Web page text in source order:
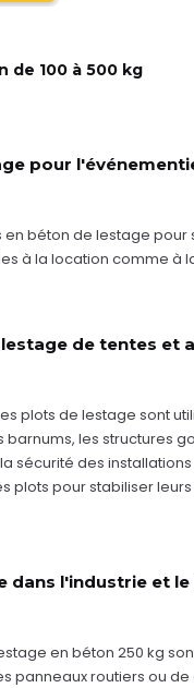
de 100 à 500 kg
pour
béton de lestage pour
à la location comme à
de tentes et
plots de lestage sont
barnums, les structures
sécurité des
plots pour stabiliser
dans l'industrie et le
en béton 250 kg
panneaux routiers ou de